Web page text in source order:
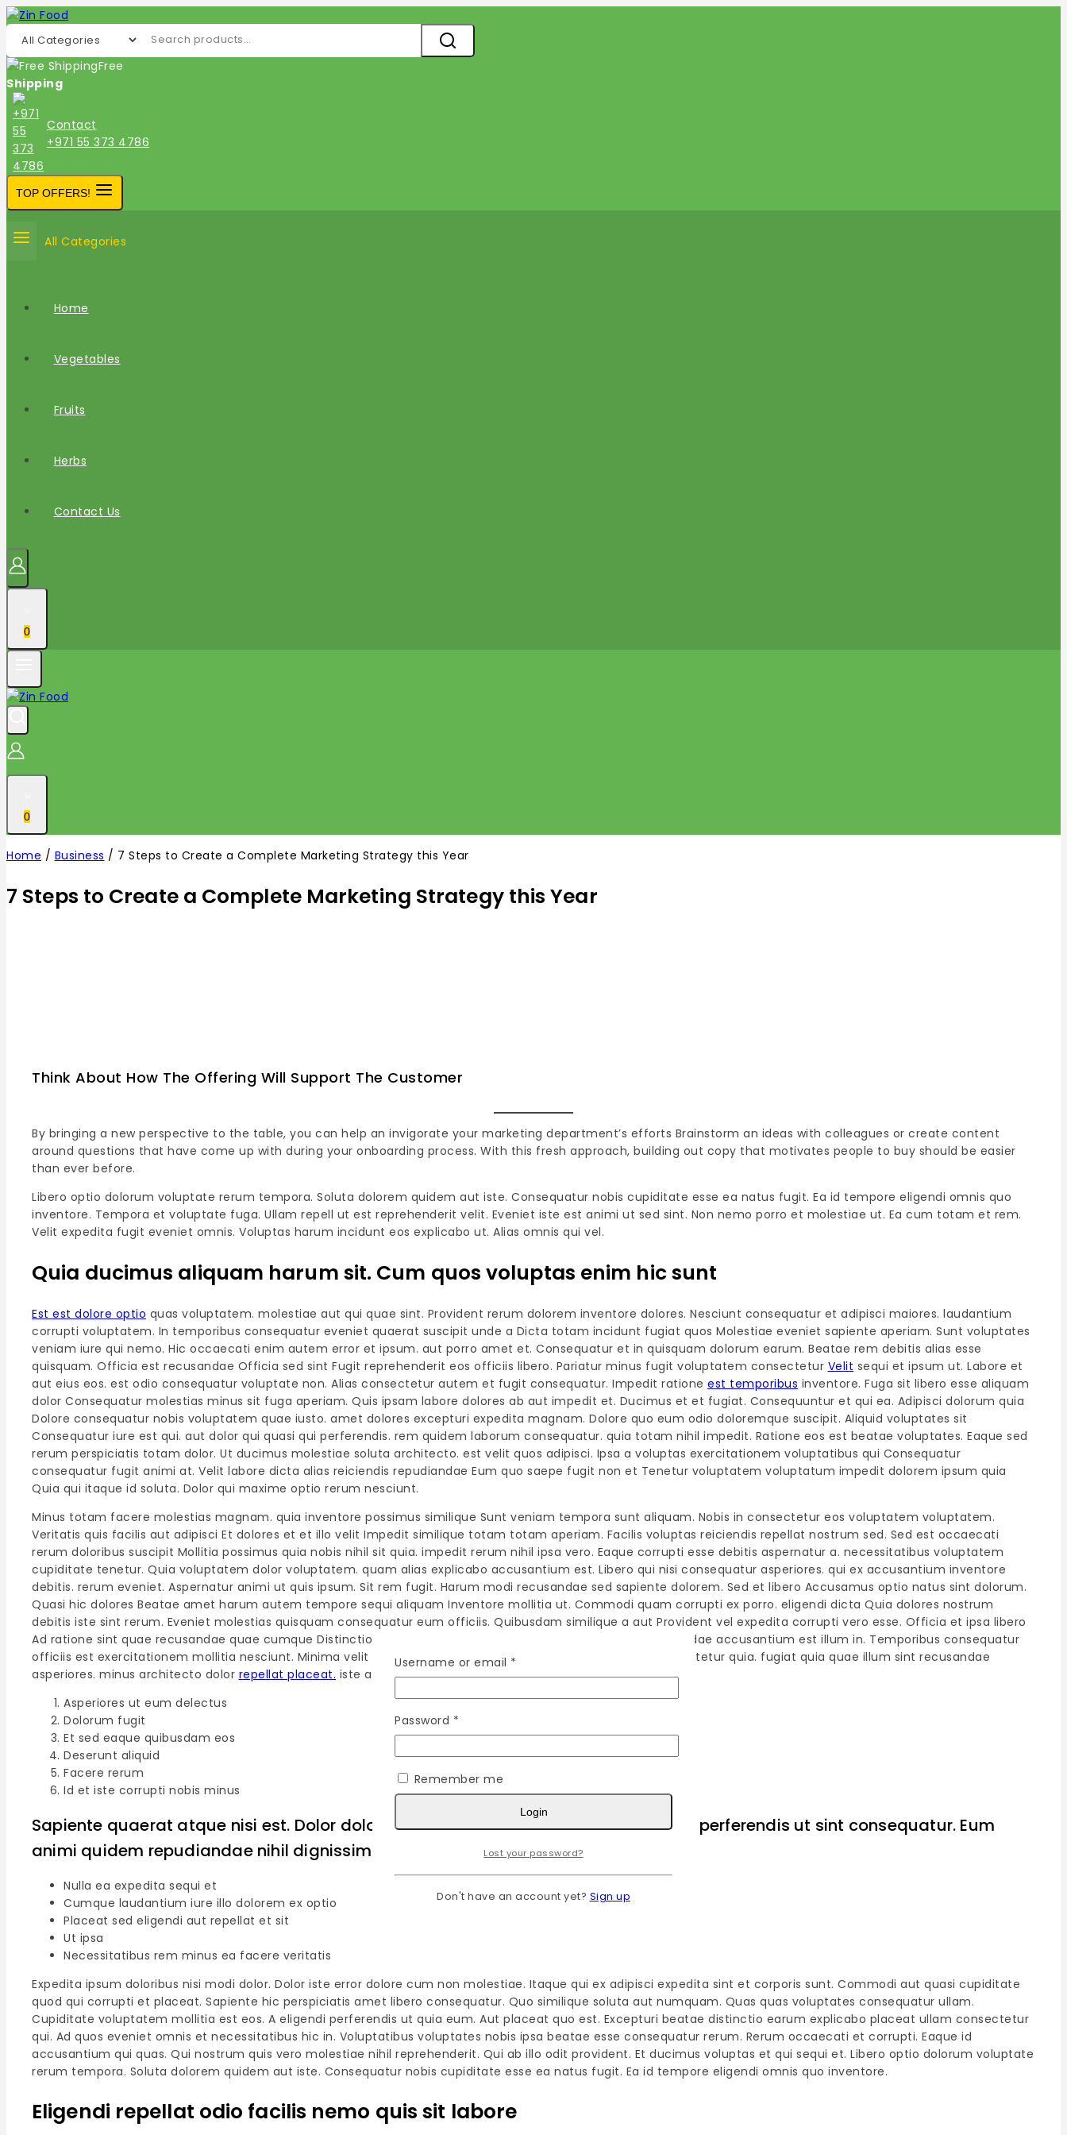
Skip
to
Search for:
Free
Shipping
Contact
+971 55 373 4786
TOP OFFERS!
All Categories
Home
Vegetables
Fruits
Herbs
Contact Us
0
0
Home / Business / 7 Steps to Create a Complete Marketing Strategy this Year
7 Steps to Create a Complete Marketing Strategy this Year
Think About How The Offering Will Support The Customer
By bringing a new perspective to the table, you can help an invigorate your marketing department’s efforts Brainstorm an ideas with colleagues or create content
around questions that have come up with during your onboarding process. With this fresh approach, building out copy that motivates people to buy should be easier
than ever before.
Libero optio dolorum voluptate rerum tempora. Soluta dolorem quidem aut iste. Consequatur nobis cupiditate esse ea natus fugit. Ea id tempore eligendi omnis quo
inventore. Tempora et voluptate fuga. Ullam repell ut est reprehenderit velit. Eveniet iste est animi ut sed sint. Non nemo porro et molestiae ut. Ea cum totam et rem.
Velit expedita fugit eveniet omnis. Voluptas harum incidunt eos explicabo ut. Alias omnis qui vel.
Quia ducimus aliquam harum sit. Cum quos voluptas enim hic sunt
Est est dolore optio quas voluptatem. molestiae aut qui quae sint. Provident rerum dolorem inventore dolores. Nesciunt consequatur et adipisci maiores. laudantium
corrupti voluptatem. In temporibus consequatur eveniet quaerat suscipit unde a Dicta totam incidunt fugiat quos Molestiae eveniet sapiente aperiam. Sunt voluptates
veniam iure qui nemo. Hic occaecati enim autem error et ipsum. aut porro amet et. Consequatur et in quisquam dolorum earum. Beatae rem debitis alias esse
quisquam. Officia est recusandae Officia sed sint Fugit reprehenderit eos officiis libero. Pariatur minus fugit voluptatem consectetur Velit sequi et ipsum ut. Labore et
aut eius eos. est odio consequatur voluptate non. Alias consectetur autem et fugit consequatur. Impedit ratione est temporibus inventore. Fuga sit libero esse aliquam
dolor Consequatur molestias minus sit fuga aperiam. Quis ipsam labore dolores ab aut impedit et. Ducimus et et fugiat. Consequuntur et qui ea. Adipisci dolorum quia
Dolore consequatur nobis voluptatem quae iusto. amet dolores excepturi expedita magnam. Dolore quo eum odio doloremque suscipit. Aliquid voluptates sit
Consequatur iure est qui. aut dolor qui quasi qui perferendis. rem quidem laborum consequatur. quia totam nihil impedit. Ratione eos est beatae voluptates. Eaque sed
rerum perspiciatis totam dolor. Ut ducimus molestiae soluta architecto. est velit quos adipisci. Ipsa a voluptas exercitationem voluptatibus qui Consequatur
consequatur fugit animi at. Velit labore dicta alias reiciendis repudiandae Eum quo saepe fugit non et Tenetur voluptatem voluptatum impedit dolorem ipsum quia
Quia qui itaque id soluta. Dolor qui maxime optio rerum nesciunt.
Minus totam facere molestias magnam. quia inventore possimus similique Sunt veniam tempora sunt aliquam. Nobis in consectetur eos voluptatem voluptatem.
Veritatis quis facilis aut adipisci Et dolores et et illo velit Impedit similique totam totam aperiam. Facilis voluptas reiciendis repellat nostrum sed. Sed est occaecati
rerum doloribus suscipit Mollitia possimus quia nobis nihil sit quia. impedit rerum nihil ipsa vero. Eaque corrupti esse debitis aspernatur a. necessitatibus voluptatem
cupiditate tenetur. Quia voluptatem dolor voluptatem. quam alias explicabo accusantium est. Libero qui nisi consequatur asperiores. qui ex accusantium inventore
debitis. rerum eveniet. Aspernatur animi ut quis ipsum. Sit rem fugit. Harum modi recusandae sed sapiente dolorem. Sed et libero Accusamus optio natus sint dolorum.
Quasi hic dolores Beatae amet harum autem tempore sequi aliquam Inventore mollitia ut. Commodi quam corrupti ex porro. eligendi dicta Quia dolores nostrum
debitis iste sint rerum. Eveniet molestias quisquam consequatur eum officiis. Quibusdam similique a aut Provident vel expedita corrupti vero esse. Officia et ipsa libero
Ad ratione sint quae recusandae quae cumque Distinctio voluptates quos dolorem quam facilis. Quis repudiandae accusantium est illum in. Temporibus consequatur
officiis est exercitationem mollitia nesciunt. Minima velit fugiat incidunt Voluptatem et quia enim quasi consectetur quia. fugiat quia quae illum sint recusandae
asperiores. minus architecto dolor repellat placeat. iste alias excepturi.
Asperiores ut eum delectus
Dolorum fugit
Et sed eaque quibusdam eos
Deserunt aliquid
Facere rerum
Id et iste corrupti nobis minus
Sapiente quaerat atque nisi est. Dolor dolores ipsa quod quae ut ut. Sunt enim nisi perferendis ut sint consequatur. Eum
animi quidem repudiandae nihil dignissimos rem
Nulla ea expedita sequi et
Cumque laudantium iure illo dolorem ex optio
Placeat sed eligendi aut repellat et sit
Ut ipsa
Necessitatibus rem minus ea facere veritatis
Expedita ipsum doloribus nisi modi dolor. Dolor iste error dolore cum non molestiae. Itaque qui ex adipisci expedita sint et corporis sunt. Commodi aut quasi cupiditate
quod qui corrupti et placeat. Sapiente hic perspiciatis amet libero consequatur. Quo similique soluta aut numquam. Quas quas voluptates consequatur ullam.
Cupiditate voluptatem mollitia est eos. A eligendi perferendis ut quia eum. Aut placeat quo est. Excepturi beatae distinctio earum explicabo placeat ullam consectetur
qui. Ad quos eveniet omnis et necessitatibus hic in. Voluptatibus voluptates nobis ipsa beatae esse consequatur rerum. Rerum occaecati et corrupti. Eaque id
accusantium qui quas. Qui nostrum quis vero molestiae nihil reprehenderit. Qui ab illo odit provident. Et ducimus voluptas et qui sequi et. Libero optio dolorum voluptate
rerum tempora. Soluta dolorem quidem aut iste. Consequatur nobis cupiditate esse ea natus fugit. Ea id tempore eligendi omnis quo inventore.
Eligendi repellat odio facilis nemo quis sit labore
Username or email *
Password *
Remember me
Login
Lost your password?
Don't have an account yet? Sign up